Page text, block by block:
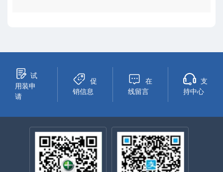
试
用装申
请
促
销信息
在
线留言
支
持中心